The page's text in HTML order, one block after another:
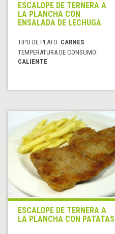
ESCALOPE DE TERNERA A
LA PLANCHA CON
ENSALADA DE LECHUGA
TIPO DE PLATO: CARNES
TEMPERATURA DE CONSUMO:
CALIENTE
ESCALOPE DE TERNERA A
LA PLANCHA CON PATATAS